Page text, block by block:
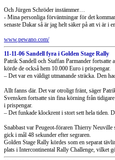
Och Jürgen Schröder instämmer…
- Mina personliga förväntningar för det
senaste Dakar så är jag helt säker på att vi är i
www.pewano.com/
11-11-06 Sandell fyra i Golden Stage Rally
Patrik Sandell och Staffan Parmander
körde de också hem 10.000 Euro i prispengar.
– Det var en väldigt utmanande sträcka. Den
Allt fanns där. Det var otroligt fränt, säger
Svensken fortsatte sin fina körning från
i prispengar.
– Det funkade klockrent i stort sett hela tiden.
Snabbast var Peugeot-föraren Thierry
gick i mål 48 sekunder efter segraren.
Golden Stage Rally kördes som en separat
plats i Intercontinental Rally Challenge, vilket